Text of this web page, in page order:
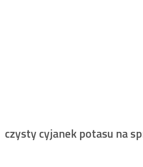
czysty cyjanek potasu na